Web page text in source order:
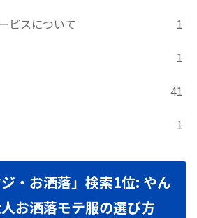
ビスについて
1
1
41
1
ジ・お洒落」検索1位: やん
お洒落モテ服の選び方